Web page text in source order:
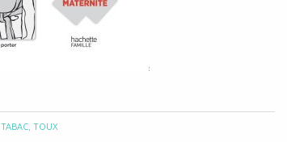
TABAC TOUX